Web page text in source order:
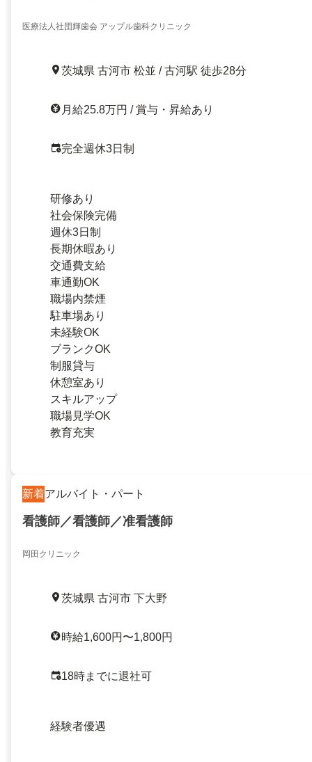
医療法人社団輝歯会 アップル歯科クリニック
茨城県 古河市 松並 / 古河駅 徒歩28分
月給25.8万円 / 賞与・昇給あり
完全週休3日制
研修あり
社会保険完備
週休3日制
長期休暇あり
交通費支給
車通勤OK
職場内禁煙
駐車場あり
未経験OK
ブランクOK
制服貸与
休憩室あり
スキルアップ
職場見学OK
教育充実
新着アルバイト・パート
看護師／看護師／准看護師
岡田クリニック
茨城県 古河市 下大野
時給1,600円〜1,800円
18時までに退社可
経験者優遇